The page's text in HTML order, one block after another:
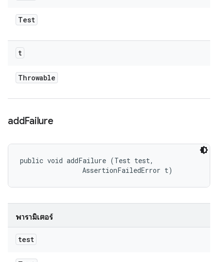
Test
t
Throwable
addFailure
public void addFailure (Test test,
                AssertionFailedError t)
พารามิเตอร์
test